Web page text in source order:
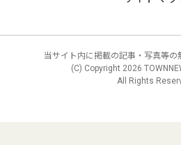
当サイト内に掲載の記事・写真等の
(C) Copyright 2026
All Rights